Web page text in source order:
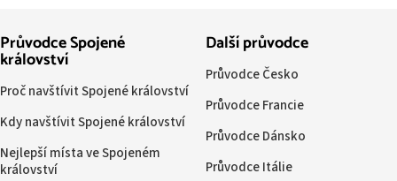
Průvodce Spojené
království
Proč navštívit Spojené království
Kdy navštívit Spojené království
Nejlepší místa ve Spojeném
království
Další průvodce
Průvodce Česko
Průvodce Francie
Průvodce Dánsko
Průvodce Itálie